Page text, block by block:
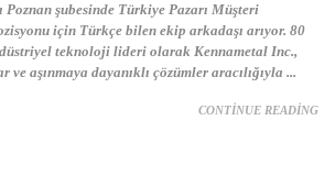
şubesinde Türkiye Pazarı Müşteri
için Türkçe bilen ekip arkadaşı arıyor. 80
teknoloji lideri olarak Kennametal Inc.,
aşınmaya dayanıklı çözümler aracılığıyla ...
CONTINUE READING